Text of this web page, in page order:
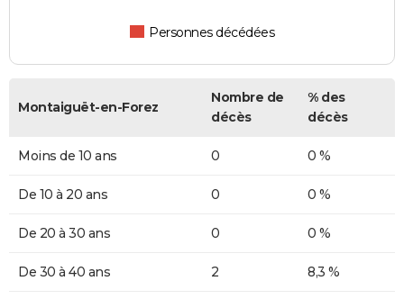
Personnes décédées
Montaiguët-en-Forez
Nombre de
décès
% des
décès
Moins de 10 ans 0 0 %
De 10 à 20 ans 0 0 %
De 20 à 30 ans 0 0 %
De 30 à 40 ans 2 8,3 %